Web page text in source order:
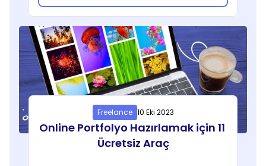
Freelance 10 Eki 2023
Online Portfolyo Hazırlamak için 11
Ücretsiz Araç